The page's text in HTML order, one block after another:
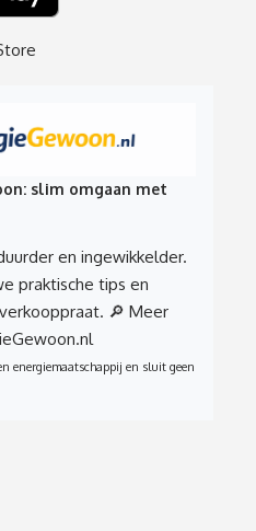
slim omgaan met
en ingewikkelder.
praktische tips en
🔎 Meer
energiemaatschappij en sluit geen